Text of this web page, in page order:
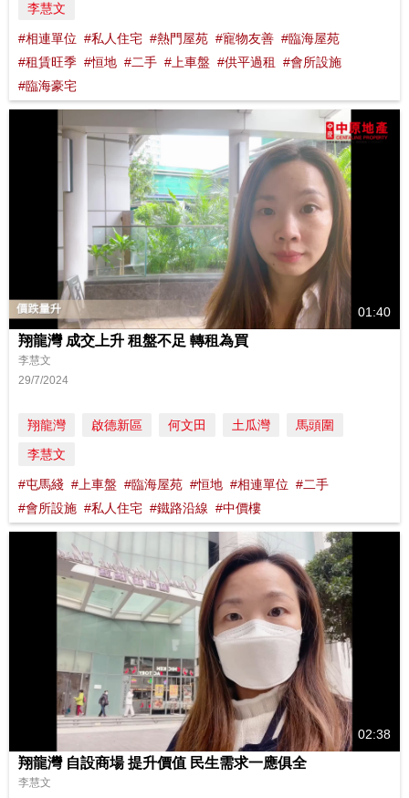
李慧文
#相連單位 #私人住宅 #熱門屋苑 #寵物友善 #臨海屋苑
#租賃旺季 #恒地 #二手 #上車盤 #供平過租
#會所設施
#臨海豪宅
01:40
翔龍灣 成交上升 租盤不足 轉租為買
李慧文
29/7/2024
翔龍灣 啟德新區 何文田 土瓜灣
馬頭圍
李慧文
#屯馬綫 #上車盤 #臨海屋苑 #恒地 #相連單位 #二手
#會所設施 #私人住宅 #鐵路沿線 #中價樓
02:38
翔龍灣 自設商場 提升價值 民生需求一應俱全
李慧文